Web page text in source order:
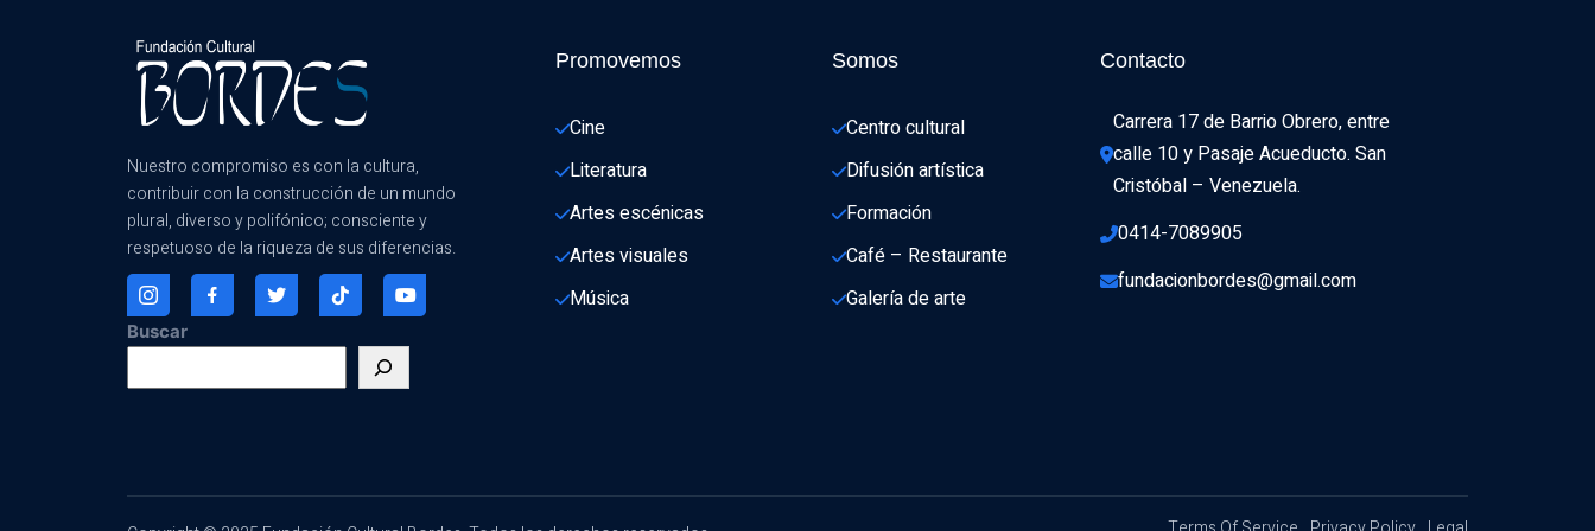
Nuestro compromiso es con la cultura,
contribuir con la construcción de un mundo
plural, diverso y polifónico; consciente y
respetuoso de la riqueza de sus diferencias.
Buscar
Promovemos
Cine
Literatura
Artes escénicas
Artes visuales
Música
Somos
Centro cultural
Difusión artística
Formación
Café – Restaurante
Galería de arte
Contacto
Carrera 17 de Barrio Obrero, entre
calle 10 y Pasaje Acueducto. San
Cristóbal – Venezuela.
0414-7089905
fundacionbordes@gmail.com